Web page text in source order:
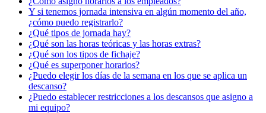
Y si tenemos jornada intensiva en algún momento del año,
¿cómo puedo registrarlo?
¿Qué tipos de jornada hay?
¿Qué son las horas teóricas y las horas extras?
¿Qué son los tipos de fichaje?
¿Qué es superponer horarios?
¿Puedo elegir los días de la semana en los que se aplica un
descanso?
¿Puedo establecer restricciones a los descansos que asigno a
mi equipo?